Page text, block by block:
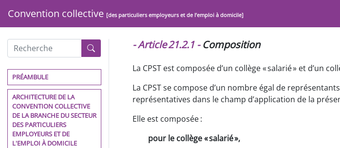
Convention collective [des particuliers employeurs et de l’emploi à domicile]
PRÉAMBULE
ARCHITECTURE DE LA
CONVENTION COLLECTIVE
DE LA BRANCHE DU SECTEUR
DES PARTICULIERS
EMPLOYEURS ET DE
L'EMPLOI À DOMICILE
- Article 21.2.1 -Composition
La CPST est composée d’un collège « salarié » et d’un
La CPST se compose d’un nombre égal de
représentatives dans le champ d’application de la
Elle est composée :
pour le collège « salarié »,